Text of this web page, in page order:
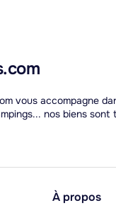
vous accompagne
nos biens
À propos